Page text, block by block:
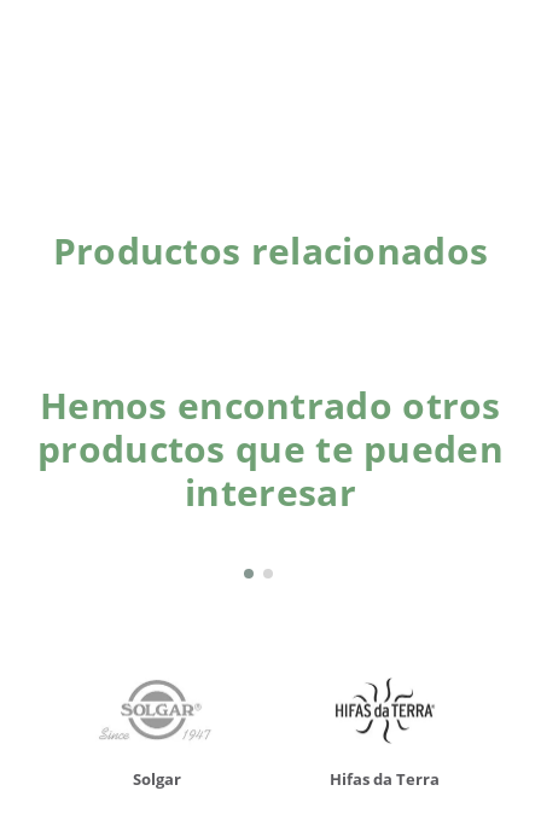
Productos relacionados
Hemos encontrado otros
productos que te pueden
interesar
Solgar Hifas da Terra